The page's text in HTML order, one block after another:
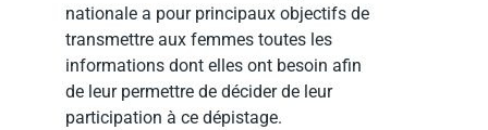
nationale a pour principaux objectifs de
transmettre aux femmes toutes les
informations dont elles ont besoin afin
de leur permettre de décider de leur
participation à ce dépistage.